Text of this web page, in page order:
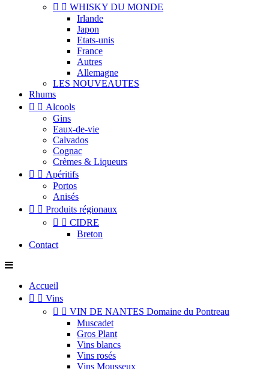
  WHISKY DU MONDE
Irlande
Japon
Etats-unis
France
Autres
Allemagne
LES NOUVEAUTES
Rhums
  Alcools
Gins
Eaux-de-vie
Calvados
Cognac
Crèmes & Liqueurs
  Apéritifs
Portos
Anisés
  Produits régionaux
  CIDRE
Breton
Contact
Accueil
  Vins
  VIN DE NANTES Domaine du Pontreau
Muscadet
Gros Plant
Vins blancs
Vins rosés
Vins Mousseux